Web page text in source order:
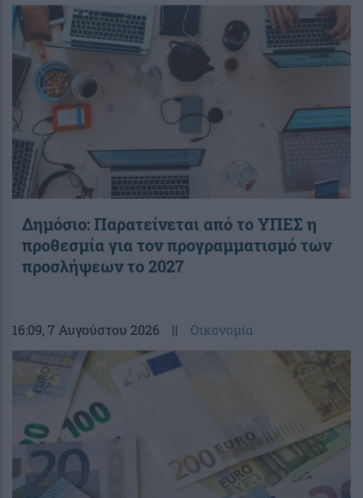
Δημόσιο: Παρατείνεται από το ΥΠΕΣ η
προθεσμία για τον προγραμματισμό των
προσλήψεων το 2027
16:09, 7 Αυγούστου 2026 || Οικονομία